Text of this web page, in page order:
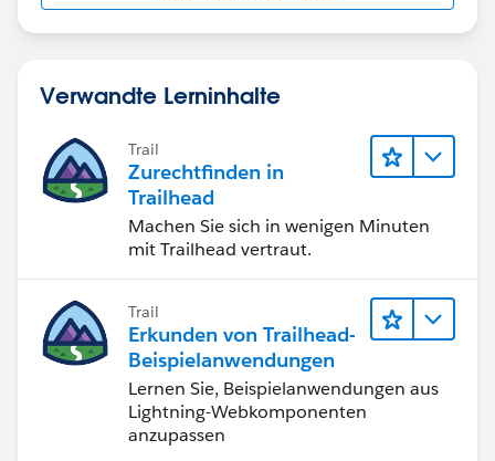
Verwandte Lerninhalte
Trail
Zurechtfinden in
Trailhead
Machen Sie sich in wenigen Minuten
mit Trailhead vertraut.
Trail
Erkunden von Trailhead-
Beispielanwendungen
Lernen Sie, Beispielanwendungen aus
Lightning-Webkomponenten
anzupassen